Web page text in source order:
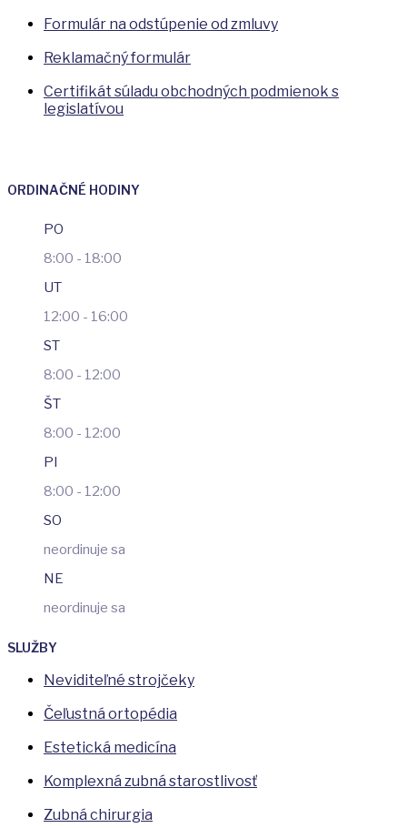
Formulár na odstúpenie od zmluvy
Reklamačný formulár
Certifikát súladu obchodných podmienok s
legislatívou
ORDINAČNÉ HODINY
PO
8:00 - 18:00
UT
12:00 - 16:00
ST
8:00 - 12:00
ŠT
8:00 - 12:00
PI
8:00 - 12:00
SO
neordinuje sa
NE
neordinuje sa
SLUŽBY
Neviditeľné strojčeky
Čeľustná ortopédia
Estetická medicína
Komplexná zubná starostlivosť
Zubná chirurgia